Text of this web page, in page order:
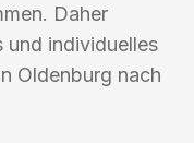
Daher
und individuelles
Oldenburg nach